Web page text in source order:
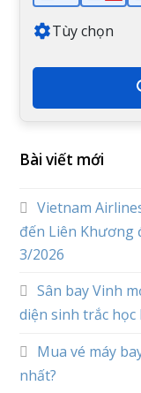
Tùy chọn
Bài viết mới
Vietnam
đến Liên Khương
3/2026
Sân bay Vinh
diện sinh trắc học
Mua vé máy
nhất?